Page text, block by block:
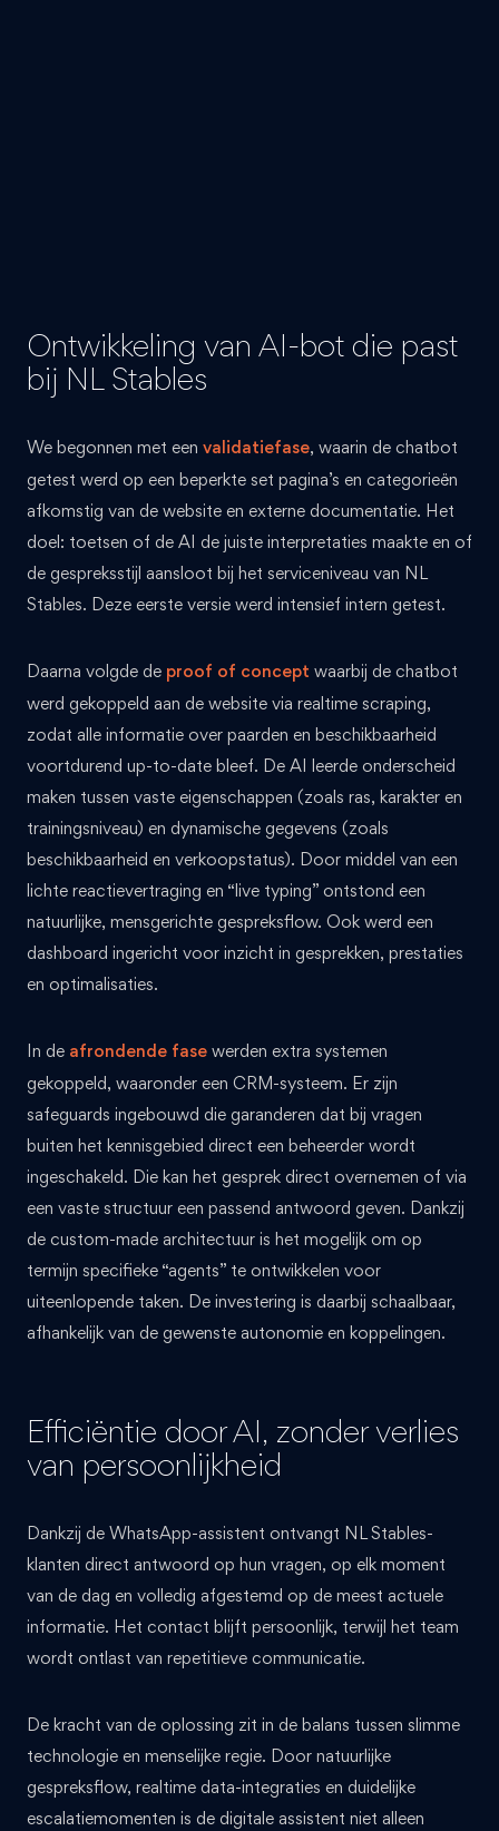
Ontwikkeling van AI-bot die past
bij NL Stables
We begonnen met een validatiefase, waarin de chatbot
getest werd op een beperkte set pagina’s en categorieën
afkomstig van de website en externe documentatie. Het
doel: toetsen of de AI de juiste interpretaties maakte en of
de gespreksstijl aansloot bij het serviceniveau van NL
Stables. Deze eerste versie werd intensief intern getest.
Daarna volgde de proof of concept waarbij de chatbot
werd gekoppeld aan de website via realtime scraping,
zodat alle informatie over paarden en beschikbaarheid
voortdurend up-to-date bleef. De AI leerde onderscheid
maken tussen vaste eigenschappen (zoals ras, karakter en
trainingsniveau) en dynamische gegevens (zoals
beschikbaarheid en verkoopstatus). Door middel van een
lichte reactievertraging en “live typing” ontstond een
natuurlijke, mensgerichte gespreksflow. Ook werd een
dashboard ingericht voor inzicht in gesprekken, prestaties
en optimalisaties.
In de afrondende fase werden extra systemen
gekoppeld, waaronder een CRM-systeem. Er zijn
safeguards ingebouwd die garanderen dat bij vragen
buiten het kennisgebied direct een beheerder wordt
ingeschakeld. Die kan het gesprek direct overnemen of via
een vaste structuur een passend antwoord geven. Dankzij
de custom-made architectuur is het mogelijk om op
termijn specifieke “agents” te ontwikkelen voor
uiteenlopende taken. De investering is daarbij schaalbaar,
afhankelijk van de gewenste autonomie en koppelingen.
Efficiëntie door AI, zonder verlies
van persoonlijkheid
Dankzij de WhatsApp-assistent ontvangt NL Stables-
klanten direct antwoord op hun vragen, op elk moment
van de dag en volledig afgestemd op de meest actuele
informatie. Het contact blijft persoonlijk, terwijl het team
wordt ontlast van repetitieve communicatie.
De kracht van de oplossing zit in de balans tussen slimme
technologie en menselijke regie. Door natuurlijke
gespreksflow, realtime data-integraties en duidelijke
escalatiemomenten is de digitale assistent niet alleen